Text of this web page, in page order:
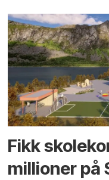
Fikk
millioner på